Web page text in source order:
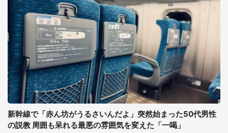
新幹線で「赤ん坊がうるさいんだよ」突然始まった50代男性
の説教 周囲も呆れる最悪の雰囲気を変えた「一喝」